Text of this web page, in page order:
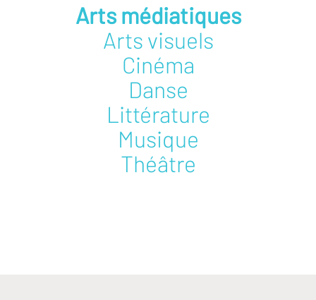
Arts médiatiques
Arts visuels
Cinéma
Danse
Littérature
Musique
Théâtre